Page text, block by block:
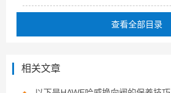
查看全部目录
相关文章